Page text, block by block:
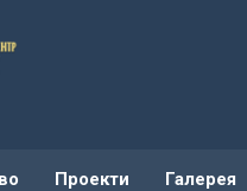
Проекти Галерея